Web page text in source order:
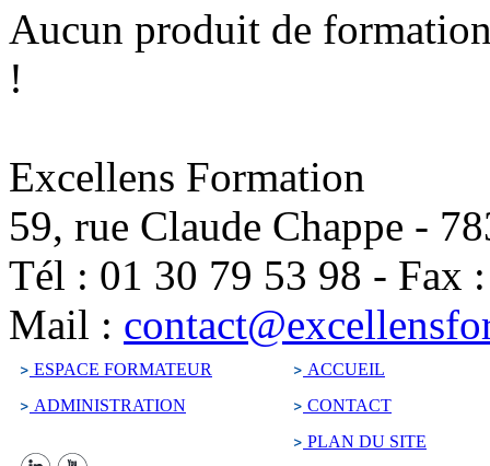
Aucun produit de
!
Excellens Formation
59, rue Claude Chappe -
Tél : 01 30 79 53 98 - Fax
Mail :
ESPACE FORMATEUR
ACCUEIL
ADMINISTRATION
CONTACT
PLAN DU SITE